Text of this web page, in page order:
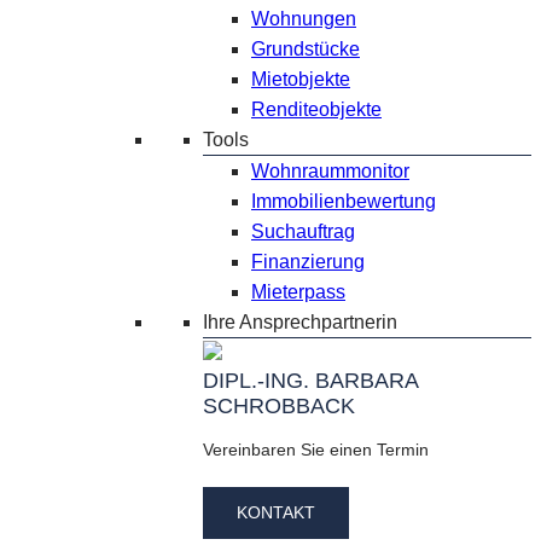
Wohnungen
Grundstücke
Mietobjekte
Renditeobjekte
Tools
Wohnraummonitor
Immobilienbewertung
Suchauftrag
Finanzierung
Mieterpass
Ihre Ansprechpartnerin
DIPL.-ING. BARBARA
SCHROBBACK
Vereinbaren Sie einen Termin
KONTAKT